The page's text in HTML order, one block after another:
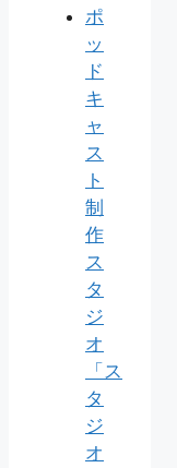
ポ
ッ
ド
キ
ャ
ス
ト
制
作
ス
タ
ジ
オ
「ス
タ
ジ
オ